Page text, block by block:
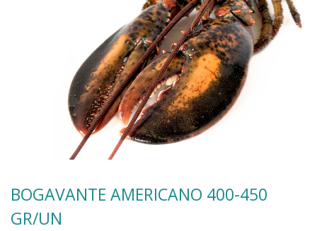
BOGAVANTE AMERICANO 400-450
GR/UN